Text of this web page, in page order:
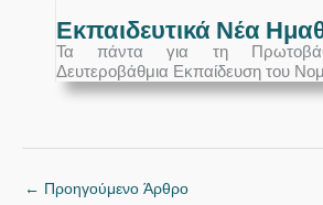
Εκπαιδευτικά Νέα
Τα πάντα για τη
Δευτεροβάθμια Εκπαίδευση του
← Προηγούμενο Άρθρο